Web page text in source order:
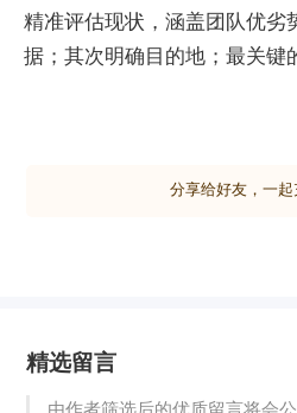
精准评估现状，涵盖团队优劣
据；其次明确目的地；最关键
管理者常忽略告知下属“如何到
看”等模糊表述，确保理解唯
（如设计质量），应建立对
长，但切忌高不可攀导致放弃
（Realistic）：目标须在资源
分享给好友，一起
精选留言
由作者筛选后的优质留言将会